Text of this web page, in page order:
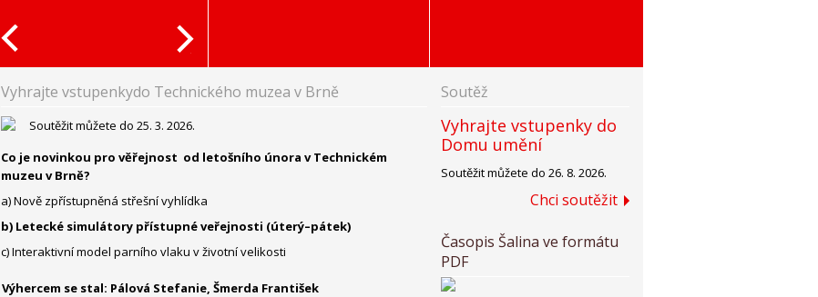
Vyhrajte vstupenkydo Technického muzea v Brně
Soutěžit můžete do 25. 3. 2026.
Co je novinkou pro věřejnost od letošního února v Technickém
muzeu v Brně?
a) Nově zpřístupněná střešní vyhlídka
b) Letecké simulátory přístupné veřejnosti (úterý–pátek)
c) Interaktivní model parního vlaku v životní velikosti
Výhercem se stal: Pálová Stefanie, Šmerda František
Soutěž
Vyhrajte vstupenky do
Domu umění
Soutěžit můžete do 26. 8. 2026.
Chci soutěžit
Časopis Šalina ve formátu
PDF